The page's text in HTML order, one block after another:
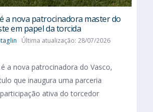
a nova patrocinadora master do
em papel da torcida
Última atualização: 28/07/2026
a nova patrocinadora do Vasco,
que inaugura uma parceria
ativa do torcedor